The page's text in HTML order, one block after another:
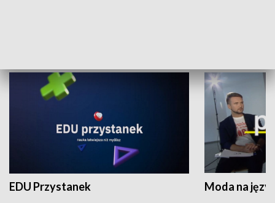
EDU Przystanek Moda na